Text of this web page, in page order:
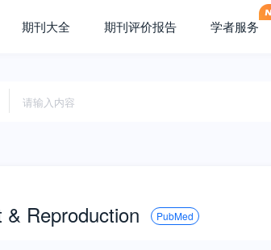
期刊大全 期刊评价报告 学者服务
& Reproduction PubMed